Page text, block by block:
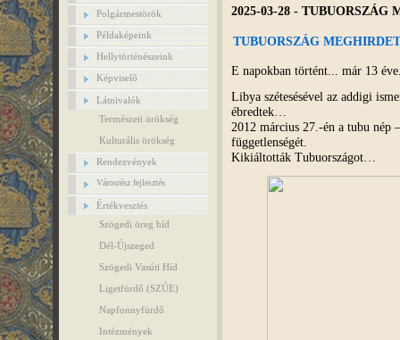
Polgármestörök
Példaképeink
Hellytörténészeink
Képviselő
Látnivalók
Természeti örökség
Kulturális örökség
Rendezvények
Városrész fejlesztés
Értékvesztés
Szögedi öreg híd
Dél-Újszeged
Szögedi Vasúti Híd
Ligetfürdő (SZÚE)
Napfonnyfürdő
Intézmények
2025-03-28 - TUBUORSZÁG
TUBUORSZÁG
E napokban történt... már 13
Libya szétesésével az addigi
ébredtek…
2012 március 27.-én a tubu nép
függetlenségét.
Kikiáltották Tubuországot…